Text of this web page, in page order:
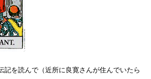
記を読んで（近所に良寛さんが住んでいたら